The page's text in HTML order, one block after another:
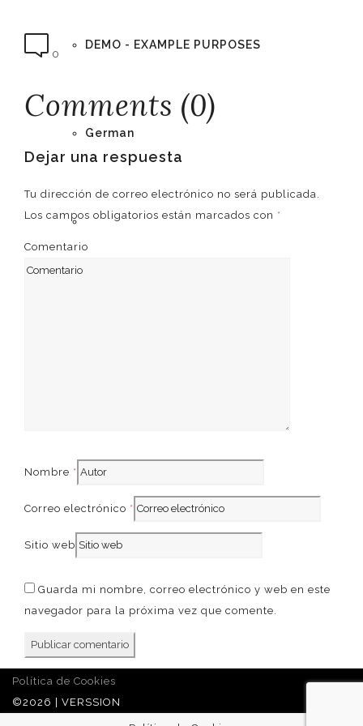
DEMO - EXAMPLE PURPOSES
German
English
0
Comments (0)
Dejar una respuesta
Tu dirección de correo electrónico no será publicada.
Los campos obligatorios están marcados con *
Comentario
Nombre *
Correo electrónico *
Sitio web
Guarda mi nombre, correo electrónico y web en este
navegador para la próxima vez que comente.
Política de Cookies
©2026 | VERSSION